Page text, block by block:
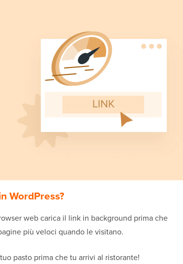
WordPress?
web carica il link in background prima che
più veloci quando le visitano.
pasto prima che tu arrivi al ristorante!